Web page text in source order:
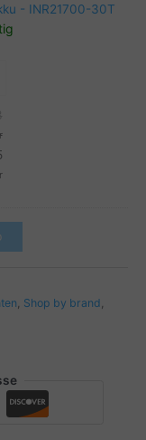
- INR21700-30T
, Shop by brand,